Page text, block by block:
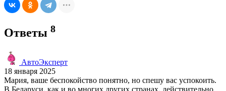
Ответы 8
АвтоЭксперт
18 января 2025
Мария, ваше беспокойство понятно, но спешу вас успокоить.
В Беларуси, как и во многих других странах, действительно